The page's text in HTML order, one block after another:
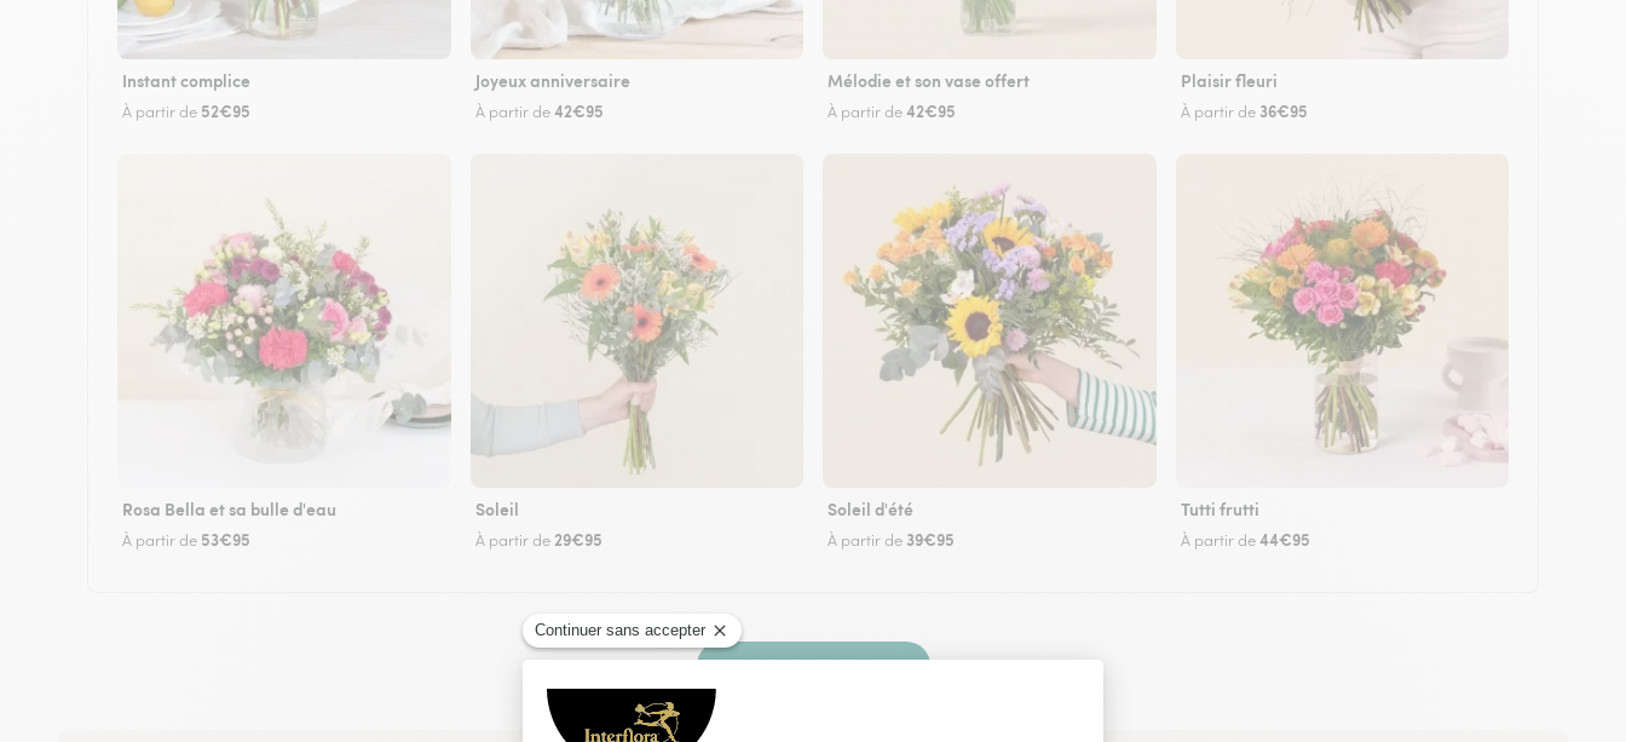
Instant complice
À partir de 52€95
Joyeux anniversaire
À partir de42€95
Mélodie et son vase offert
À partir de42€95
Plaisir fleuri
À partir de 36€95
Rosa Bella et sa bulle d'eau
À partir de 53€95
Soleil
À partir de 29€95
Soleil d'été
À partir de 39€95
Tutti frutti
À partir de44€95
Faire livrer des fleurs